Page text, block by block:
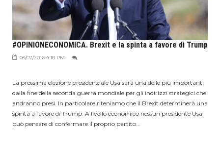
#OPINIONECONOMICA. Brexit e la spinta a favore di Trump
05/07/2016 4:10 PM
La prossima elezione presidenziale Usa sarà una delle più importanti
dalla fine della seconda guerra mondiale per gli indirizzi strategici che
andranno presi. In particolare riteniamo che il Brexit determinerà una
spinta a favore di Trump. A livello economico nessun presidente Usa
può pensare di confermare il proprio partito...